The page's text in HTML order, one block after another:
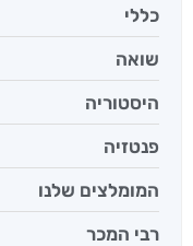
כללי
שואה
היסטוריה
פנטזיה
המומלצים שלנו
רבי המכר